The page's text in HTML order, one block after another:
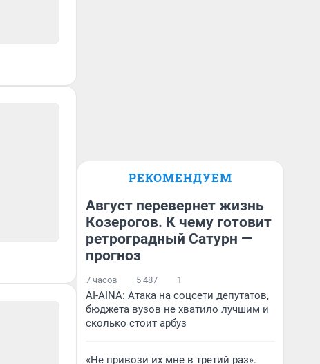
РЕКОМЕНДУЕМ
Август перевернет жизнь
Козерогов. К чему готовит
ретроградный Сатурн —
прогноз
7 часов 5 487 1
AI-AINA: Атака на соцсети депутатов,
бюджета вузов не хватило лучшим и
сколько стоит арбуз
«Не привози их мне в третий раз».